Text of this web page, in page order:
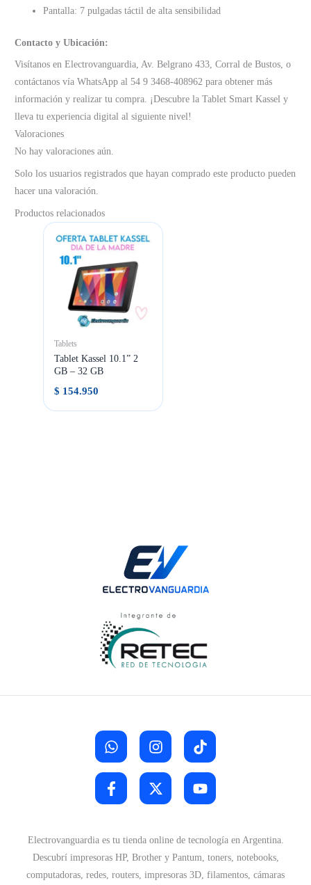
Pantalla: 7 pulgadas táctil de alta sensibilidad
Contacto y Ubicación:
Visítanos en Electrovanguardia, Av. Belgrano 433, Corral de Bustos, o
contáctanos vía WhatsApp al 54 9 3468-408962 para obtener más
información y realizar tu compra. ¡Descubre la Tablet Smart Kassel y
lleva tu experiencia digital al siguiente nivel!
Valoraciones
No hay valoraciones aún.
Solo los usuarios registrados que hayan comprado este producto pueden
hacer una valoración.
Productos relacionados
Tablets
Tablet Kassel 10.1” 2
GB – 32 GB
$ 154.950
Electrovanguardia es tu tienda online de tecnología en Argentina.
Descubrí impresoras HP, Brother y Pantum, toners, notebooks,
computadoras, redes, routers, impresoras 3D, filamentos, cámaras